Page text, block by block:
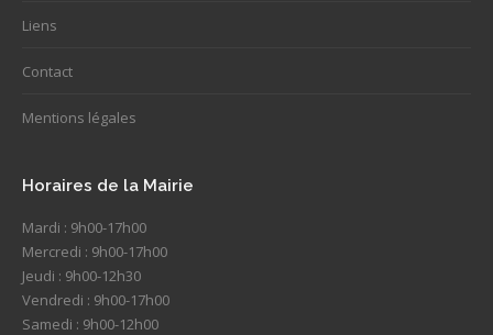
Liens
Contact
Mentions légales
Horaires de la Mairie
Mardi : 9h00-17h00
Mercredi : 9h00-17h00
Jeudi : 9h00-12h30
Vendredi : 9h00-17h00
Samedi : 9h00-12h00